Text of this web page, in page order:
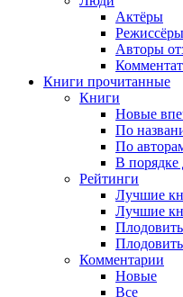
Актёры
Режиссёры
Авторы
Книги прочитанные
Книги
Новые
По
По
В порядке
Рейтинги
Лучшие
Лучшие
Комментарии
Новые
Все